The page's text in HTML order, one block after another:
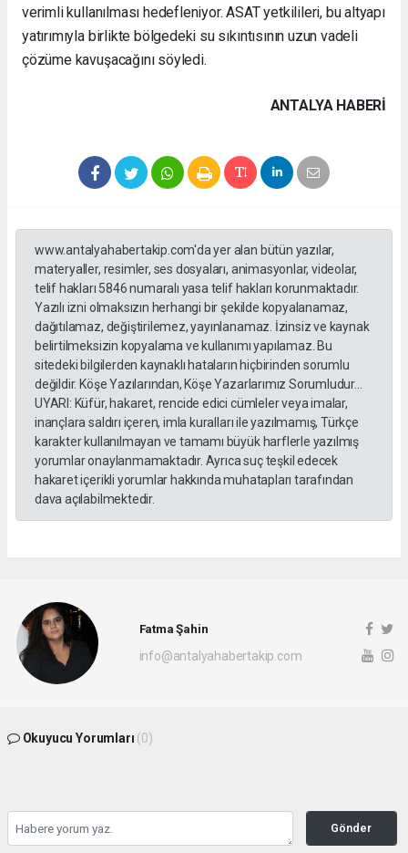
verimli kullanılması hedefleniyor. ASAT yetkilileri, bu altyapı
yatırımıyla birlikte bölgedeki su sıkıntısının uzun vadeli
çözüme kavuşacağını söyledi.
ANTALYA HABERİ
www.antalyahabertakip.com'da yer alan bütün yazılar,
materyaller, resimler, ses dosyaları, animasyonlar, videolar,
telif hakları 5846 numaralı yasa telif hakları korunmaktadır.
Yazılı izni olmaksızın herhangi bir şekilde kopyalanamaz,
dağıtılamaz, değiştirilemez, yayınlanamaz. İzinsiz ve kaynak
belirtilmeksizin kopyalama ve kullanımı yapılamaz. Bu
sitedeki bilgilerden kaynaklı hataların hiçbirinden sorumlu
değildir. Köşe Yazılarından, Köşe Yazarlarımız Sorumludur...
UYARI: Küfür, hakaret, rencide edici cümleler veya imalar,
inançlara saldırı içeren, imla kuralları ile yazılmamış, Türkçe
karakter kullanılmayan ve tamamı büyük harflerle yazılmış
yorumlar onaylanmamaktadır. Ayrıca suç teşkil edecek
hakaret içerikli yorumlar hakkında muhatapları tarafından
dava açılabilmektedir.
Fatma Şahin
info@antalyahabertakip.com
Okuyucu Yorumları (0)
Gönder